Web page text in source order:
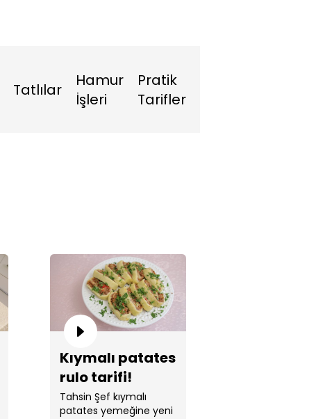
Tatlılar
Hamur
İşleri
Pratik
Tarifler
Kıymalı patates
rulo tarifi!
Tahsin Şef kıymalı
patates yemeğine yeni